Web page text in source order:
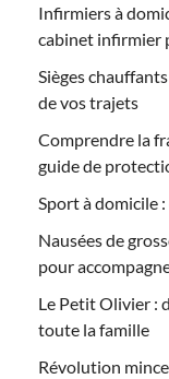
Infirmiers à
cabinet infirmier
Sièges
de vos trajets
Comprendre la
guide de
Sport à domicile
Nausées de
pour
Le Petit Olivier :
toute la famille
Révolution